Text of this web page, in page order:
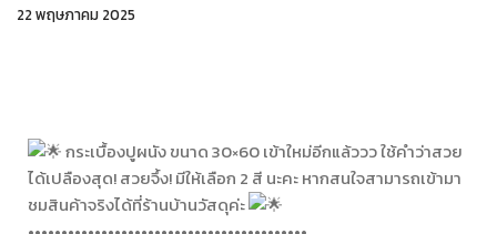
22 พฤษภาคม 2025
กระเบื้องปูผนัง ขนาด 30×60 เข้าใหม่อีกแล้ววว ใช้คำว่าสวย
ได้เปลืองสุด! สวยจึ้ง! มีให้เลือก 2 สี นะคะ หากสนใจสามารถเข้ามา
ชมสินค้าจริงได้ที่ร้านบ้านวัสดุค่ะ